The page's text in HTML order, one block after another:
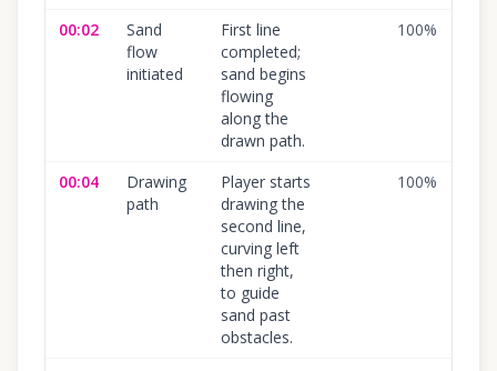
00:02
Sand
flow
initiated
First line
completed;
sand begins
flowing
along the
drawn path.
100%
00:04
Drawing
path
Player starts
drawing the
second line,
curving left
then right,
to guide
sand past
obstacles.
100%